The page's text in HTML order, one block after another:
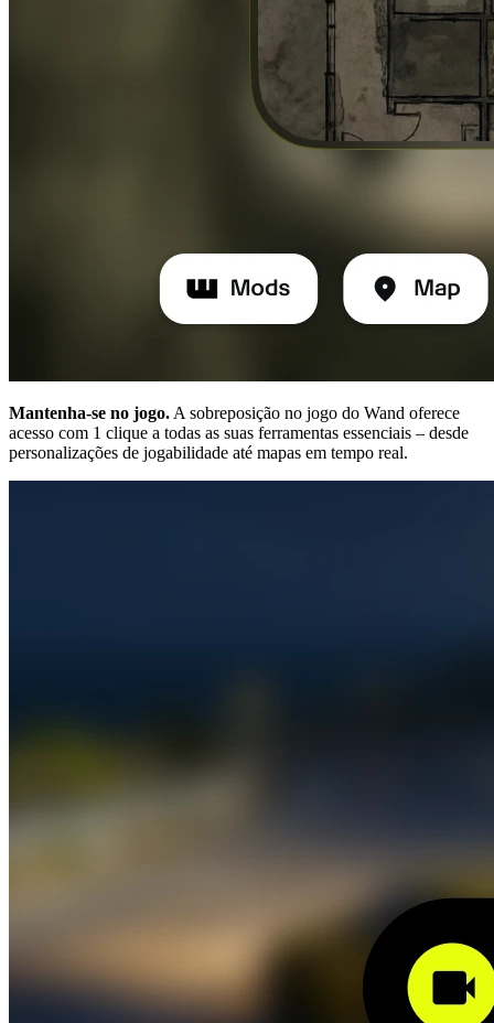
Mantenha-se no jogo. A sobreposição no jogo do Wand oferece
acesso com 1 clique a todas as suas ferramentas essenciais – desde
personalizações de jogabilidade até mapas em tempo real.